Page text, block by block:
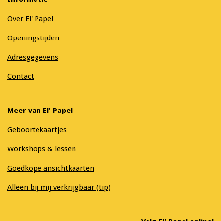
Over El' Papel
Openingstijden
Adresgegevens
Contact
Meer van El' Papel
Geboortekaartjes
Workshops & lessen
Goedkope ansichtkaarten
Alleen bij mij verkrijgbaar (tip)